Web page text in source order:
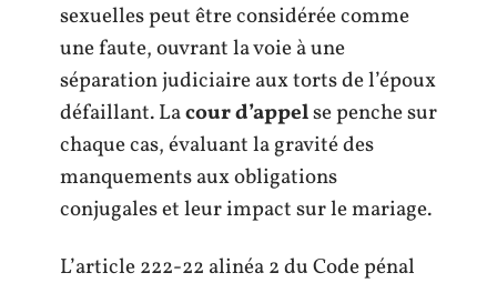
sexuelles peut être considérée comme
une faute, ouvrant la voie à une
séparation judiciaire aux torts de l’époux
défaillant. Lacour d’appelse penche sur
chaque cas, évaluant la gravité des
manquements aux obligations
conjugales et leur impact sur le mariage.
L’article 222-22 alinéa 2 du Code pénal